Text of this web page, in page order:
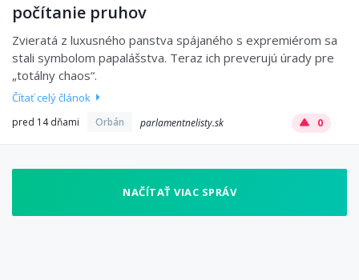
počítanie pruhov
Zvieratá z luxusného panstva spájaného s expremiérom sa
stali symbolom papalášstva. Teraz ich preverujú úrady pre
„totálny chaos“.
Čítať celý článok
pred 14 dňami Orbán parlamentnelisty.sk 0
NAČÍTAŤ VIAC SPRÁV